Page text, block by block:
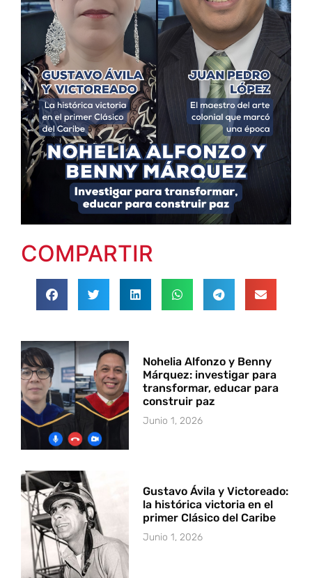
COMPARTIR
Nohelia Alfonzo y Benny
Márquez: investigar para
transformar, educar para
construir paz
Junio 1, 2026
Gustavo Ávila y Victoreado:
la histórica victoria en el
primer Clásico del Caribe
Junio 1, 2026